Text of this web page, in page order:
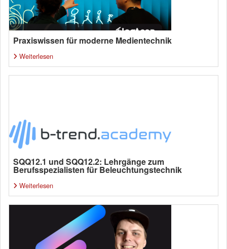
Praxiswissen für moderne Medientechnik
Weiterlesen
SQQ12.1 und SQQ12.2: Lehrgänge zum
Berufsspezialisten für Beleuchtungstechnik
Weiterlesen